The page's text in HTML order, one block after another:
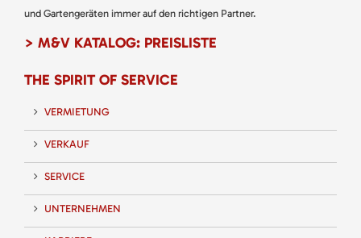
und Gartengeräten immer auf den richtigen Partner.
> M&V KATALOG: PREISLISTE
THE SPIRIT OF SERVICE
VERMIETUNG
VERKAUF
SERVICE
UNTERNEHMEN